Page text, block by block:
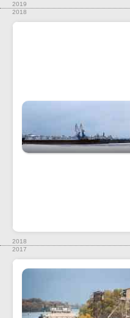
2019
2018
2018
2017